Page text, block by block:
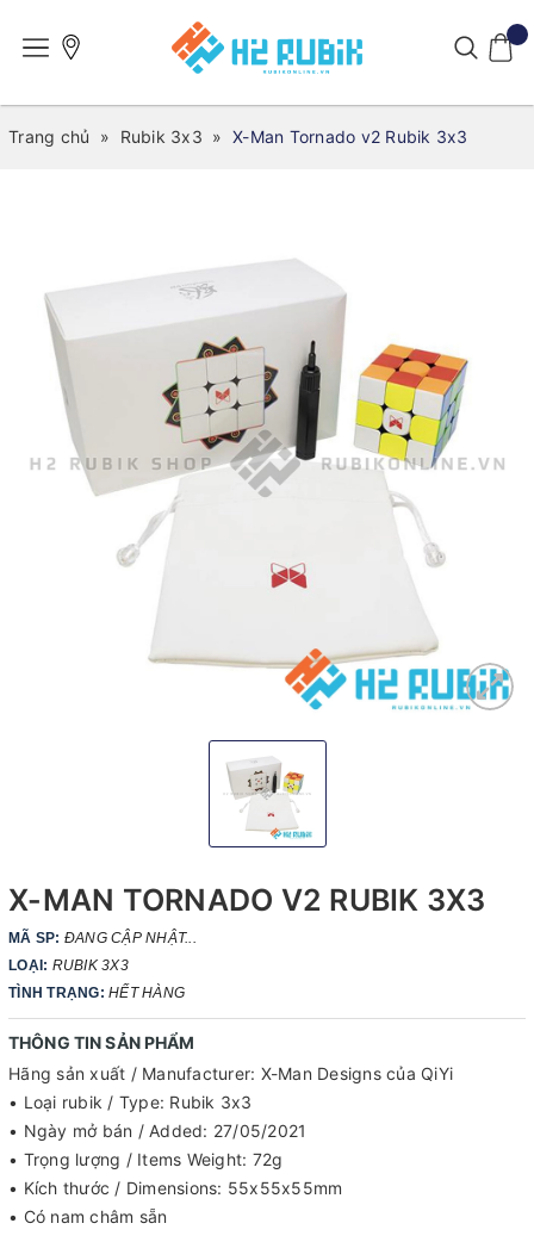
Trang chủ » Rubik 3x3 » X-Man Tornado v2 Rubik 3x3
X-MAN TORNADO V2 RUBIK 3X3
MÃ SP: ĐANG CẬP NHẬT...
LOẠI: RUBIK 3X3
TÌNH TRẠNG: HẾT HÀNG
THÔNG TIN SẢN PHẨM
Hãng sản xuất / Manufacturer: X-Man Designs của QiYi
• Loại rubik / Type: Rubik 3x3
• Ngày mở bán / Added: 27/05/2021
• Trọng lượng / Items Weight: 72g
• Kích thước / Dimensions: 55x55x55mm
• Có nam châm sẵn